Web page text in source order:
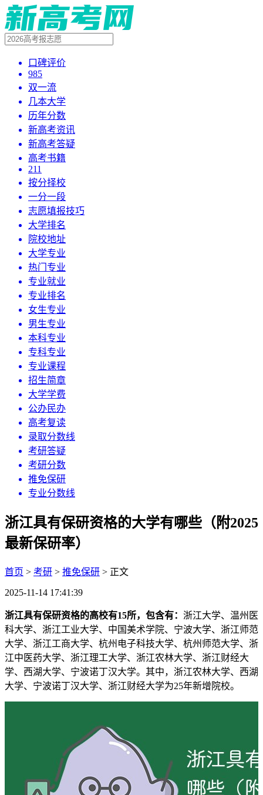
口碑评价
985
双一流
几本大学
历年分数
新高考资讯
新高考答疑
高考书籍
211
按分择校
一分一段
志愿填报技巧
大学排名
院校地址
大学专业
热门专业
专业就业
专业排名
女生专业
男生专业
本科专业
专科专业
专业课程
招生简章
大学学费
公办民办
高考复读
录取分数线
考研答疑
考研分数
推免保研
专业分数线
浙江具有保研资格的大学有哪些（附2025
最新保研率）
首页 > 考研 > 推免保研 > 正文
2025-11-14 17:41:39
浙江具有保研资格的高校有15所，包含有： 浙江大学、温州医
科大学、浙江工业大学、中国美术学院、宁波大学、浙江师范
大学、浙江工商大学、杭州电子科技大学、杭州师范大学、浙
江中医药大学、浙江理工大学、浙江农林大学、浙江财经大
学、西湖大学、宁波诺丁汉大学。其中，浙江农林大学、西湖
大学、宁波诺丁汉大学、浙江财经大学为25年新增院校。